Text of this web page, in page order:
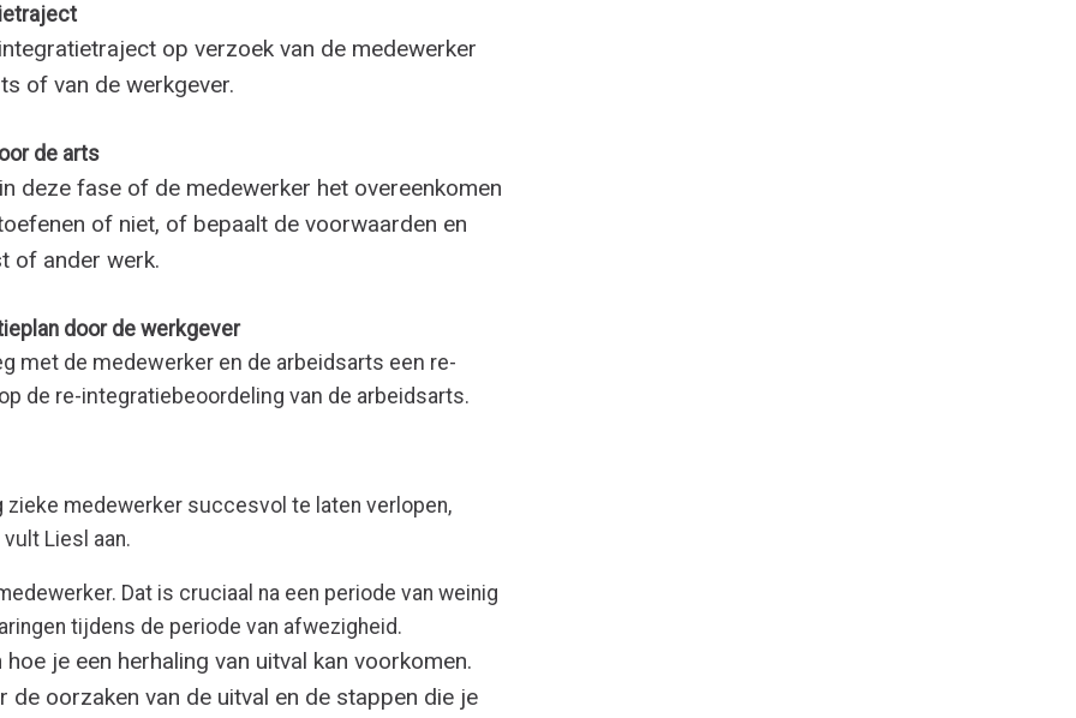
op verzoek van de medewerker
of van de werkgever.
de arts
deze fase of de medewerker het overeenkomen
of niet, of bepaalt de voorwaarden en
of ander werk.
door de werkgever
met de medewerker en de arbeidsarts een re-
de re-integratiebeoordeling van de arbeidsarts.
zieke medewerker succesvol te laten verlopen,
Liesl aan.
Dat is cruciaal na een periode van weinig
tijdens de periode van afwezigheid.
hoe je een herhaling van uitval kan voorkomen.
de oorzaken van de uitval en de stappen die je